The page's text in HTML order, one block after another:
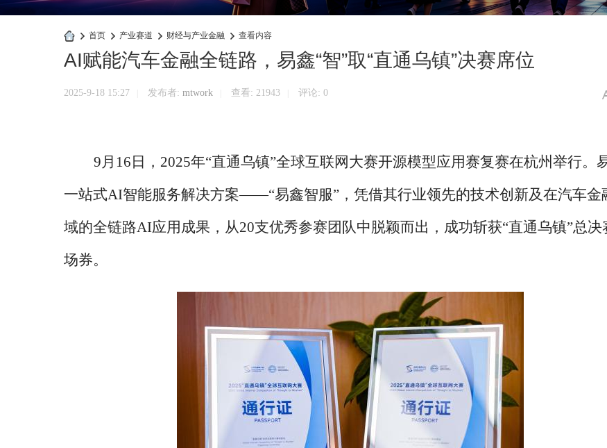
快
业
› 首页 › 产业赛道 › 财经与产业金融 › 查看内容
AI赋能汽车金融全链路，易鑫“智”取“直通乌镇”决赛席位
2025-9-18 15:27 发布者: mtwork 查看: 21943 评论: 0
9月16日，2025年“直通乌镇”全球互联网大赛开源模型应用赛复赛在杭州举行。
一站式AI智能服务解决方案——“易鑫智服”，凭借其行业领先的技术创新及在汽车金
域的全链路AI应用成果，从20支优秀参赛团队中脱颖而出，成功斩获“直通乌镇”总决
场券。